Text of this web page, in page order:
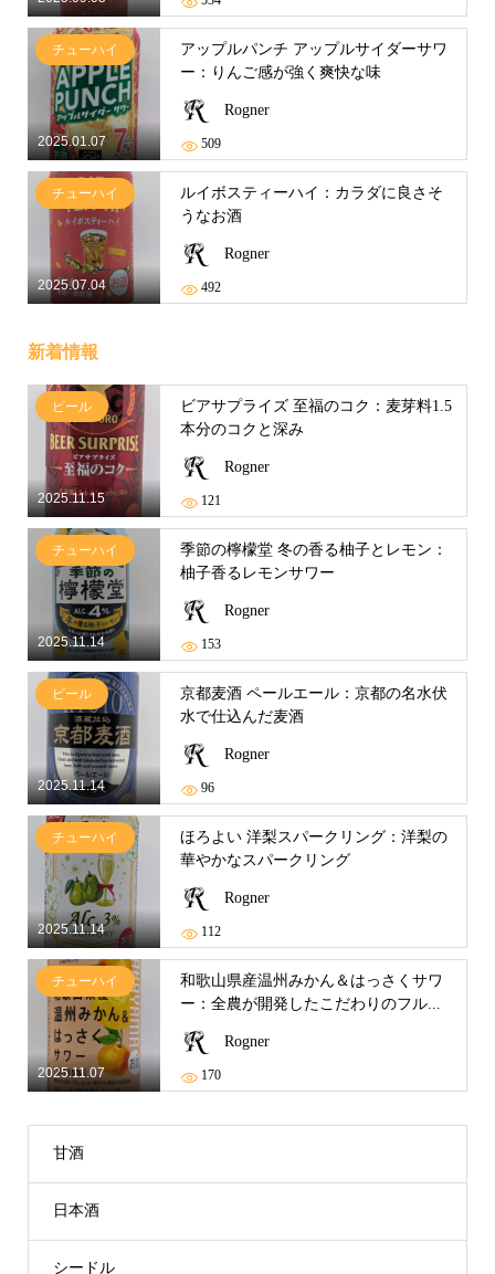
2025.01.07
チューハイ
アップルパンチ アップルサイダーサワ
ー：りんご感が強く爽快な味
Rogner
509
2025.07.04
チューハイ
ルイボスティーハイ：カラダに良さそ
うなお酒
Rogner
492
新着情報
2025.11.15
ビール
ビアサプライズ 至福のコク：麦芽料1.5
本分のコクと深み
Rogner
121
2025.11.14
チューハイ
季節の檸檬堂 冬の香る柚子とレモン：
柚子香るレモンサワー
Rogner
153
2025.11.14
ビール
京都麦酒 ペールエール：京都の名水伏
水で仕込んだ麦酒
Rogner
96
2025.11.14
チューハイ
ほろよい 洋梨スパークリング：洋梨の
華やかなスパークリング
Rogner
112
2025.11.07
チューハイ
和歌山県産温州みかん＆はっさくサワ
ー：全農が開発したこだわりのフル...
Rogner
170
甘酒
日本酒
シードル